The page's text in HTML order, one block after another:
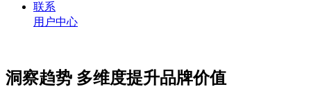
联系
用户中心
洞察趋势 多维度提升品牌价值